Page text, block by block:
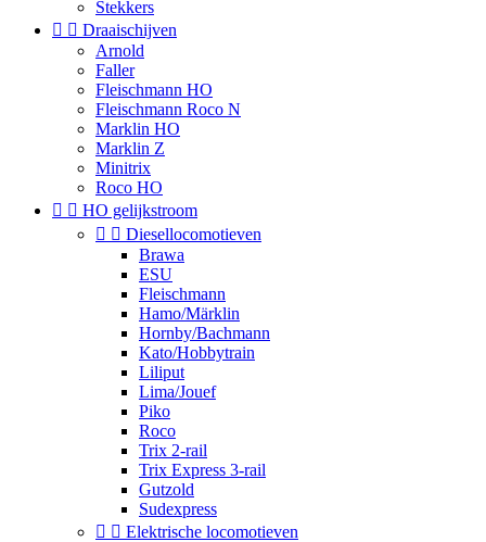
Stekkers
  Draaischijven
Arnold
Faller
Fleischmann HO
Fleischmann Roco N
Marklin HO
Marklin Z
Minitrix
Roco HO
  HO gelijkstroom
  Diesellocomotieven
Brawa
ESU
Fleischmann
Hamo/Märklin
Hornby/Bachmann
Kato/Hobbytrain
Liliput
Lima/Jouef
Piko
Roco
Trix 2-rail
Trix Express 3-rail
Gutzold
Sudexpress
  Elektrische locomotieven